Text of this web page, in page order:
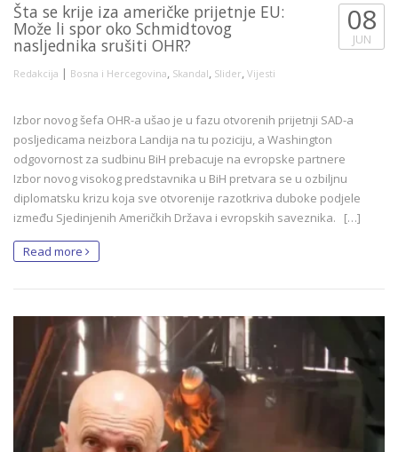
Šta se krije iza američke prijetnje EU:
Može li spor oko Schmidtovog
nasljednika srušiti OHR?
Redakcija | Bosna i Hercegovina, Skandal, Slider, Vijesti
08
JUN
Izbor novog šefa OHR-a ušao je u fazu otvorenih prijetnji SAD-a
posljedicama neizbora Landija na tu poziciju, a Washington
odgovornost za sudbinu BiH prebacuje na evropske partnere
Izbor novog visokog predstavnika u BiH pretvara se u ozbiljnu
diplomatsku krizu koja sve otvorenije razotkriva duboke podjele
između Sjedinjenih Američkih Država i evropskih saveznika. […]
Read more